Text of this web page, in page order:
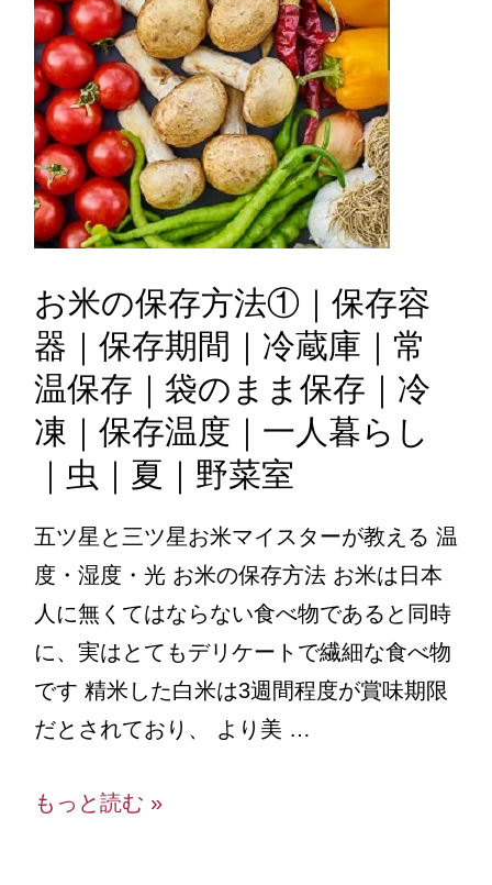
お米の保存方法①｜保存容
器｜保存期間｜冷蔵庫｜常
温保存｜袋のまま保存｜冷
凍｜保存温度｜一人暮らし
｜虫｜夏｜野菜室
五ツ星と三ツ星お米マイスターが教える 温
度・湿度・光 お米の保存方法 お米は日本
人に無くてはならない食べ物であると同時
に、実はとてもデリケートで繊細な食べ物
です 精米した白米は3週間程度が賞味期限
だとされており、 より美 …
もっと読む »